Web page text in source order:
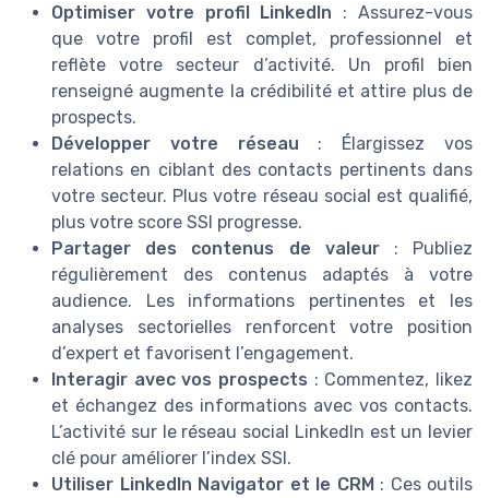
Optimiser votre profil LinkedIn : Assurez-vous
que votre profil est complet, professionnel et
reflète votre secteur d’activité. Un profil bien
renseigné augmente la crédibilité et attire plus de
prospects.
Développer votre réseau : Élargissez vos
relations en ciblant des contacts pertinents dans
votre secteur. Plus votre réseau social est qualifié,
plus votre score SSI progresse.
Partager des contenus de valeur: Publiez
régulièrement des contenus adaptés à votre
audience. Les informations pertinentes et les
analyses sectorielles renforcent votre position
d’expert et favorisent l’engagement.
Interagir avec vos prospects : Commentez, likez
et échangez des informations avec vos contacts.
L’activité sur le réseau social LinkedIn est un levier
clé pour améliorer l’index SSI.
Utiliser LinkedIn Navigator et le CRM: Ces outils